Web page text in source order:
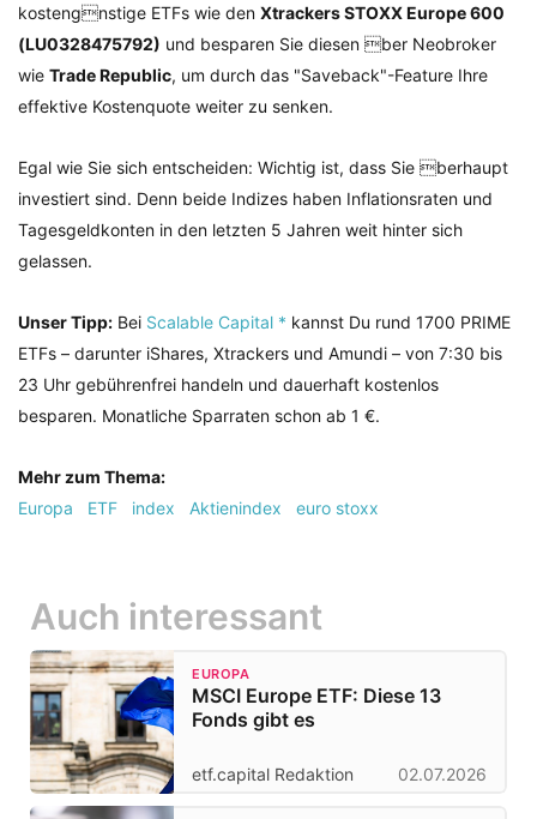
kostengnstige ETFs wie den Xtrackers STOXX Europe 600
(LU0328475792) und besparen Sie diesen ber Neobroker
wie Trade Republic, um durch das "Saveback"-Feature Ihre
effektive Kostenquote weiter zu senken.
Egal wie Sie sich entscheiden: Wichtig ist, dass Sie berhaupt
investiert sind. Denn beide Indizes haben Inflationsraten und
Tagesgeldkonten in den letzten 5 Jahren weit hinter sich
gelassen.
Unser Tipp: Bei Scalable Capital * kannst Du rund 1700 PRIME
ETFs – darunter iShares, Xtrackers und Amundi – von 7:30 bis
23 Uhr gebührenfrei handeln und dauerhaft kostenlos
besparen. Monatliche Sparraten schon ab 1 €.
Mehr zum Thema:
Europa
ETF index Aktienindex euro stoxx
Auch interessant
EUROPA
MSCI Europe ETF: Diese 13
Fonds gibt es
etf.capital Redaktion 02.07.2026